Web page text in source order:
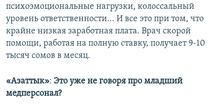
психоэмоциональные нагрузки, колоссальный
уровень ответственности... И все это при том, что
крайне низкая заработная плата. Врач скорой
помощи, работая на полную ставку, получает 9-10
тысяч сомов в месяц.
«Азаттык»: Это уже не говоря про младший
медперсонал?